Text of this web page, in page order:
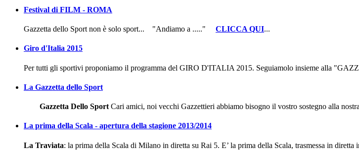
Festival di FILM - ROMA
Gazzetta dello Sport non è solo sport... "Andiamo a ....." CLICCA QUI...
Giro d'Italia 2015
Per tutti gli sportivi proponiamo il programma del GIRO D'ITALIA 2015. Seguiamolo insieme alla
La Gazzetta dello Sport
Gazzetta Dello Sport Cari amici, noi vecchi Gazzettieri abbiamo bisogno il vostro sostegno alla
La prima della Scala - apertura della stagione 2013/2014
La Traviata: la prima della Scala di Milano in diretta su Rai 5. E’ la prima della Scala, trasmessa in